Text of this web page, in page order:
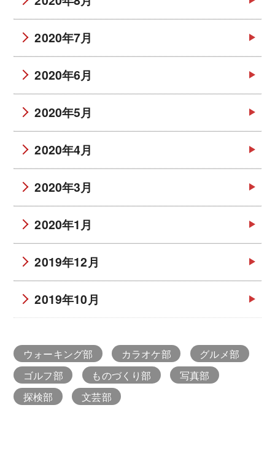
2020年7月
2020年6月
2020年5月
2020年4月
2020年3月
2020年1月
2019年12月
2019年10月
ウォーキング部 カラオケ部
グルメ部
ゴルフ部
ものづくり部
写真部
探検部
文芸部